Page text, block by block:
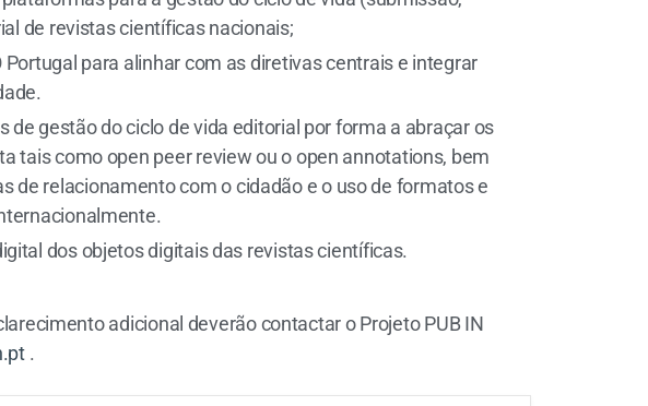
de revistas científicas nacionais;
Portugal para alinhar com as diretivas centrais e integrar
de gestão do ciclo de vida editorial por forma a abraçar os
tais como open peer review ou o open annotations, bem
de relacionamento com o cidadão e o uso de formatos e
dos objetos digitais das revistas científicas.
adicional deverão contactar o Projeto PUB IN
.